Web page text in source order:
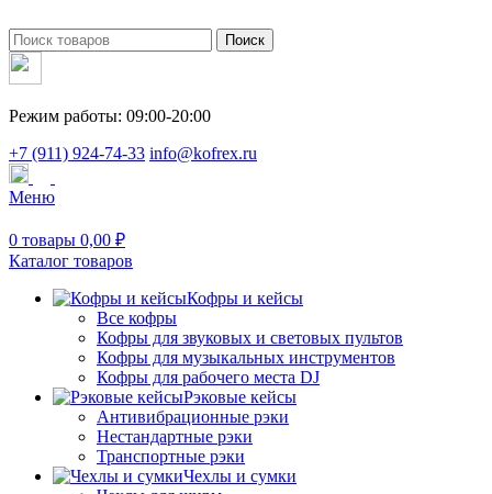
Поиск
Режим работы: 09:00-20:00
+7 (911) 924-74-33 info@kofrex.ru
Меню
0 товары 0,00 ₽
Каталог товаров
Кофры и кейсы
Все кофры
Кофры для звуковых и световых пультов
Кофры для музыкальных инструментов
Кофры для рабочего места DJ
Рэковые кейсы
Антивибрационные рэки
Нестандартные рэки
Транспортные рэки
Чехлы и сумки